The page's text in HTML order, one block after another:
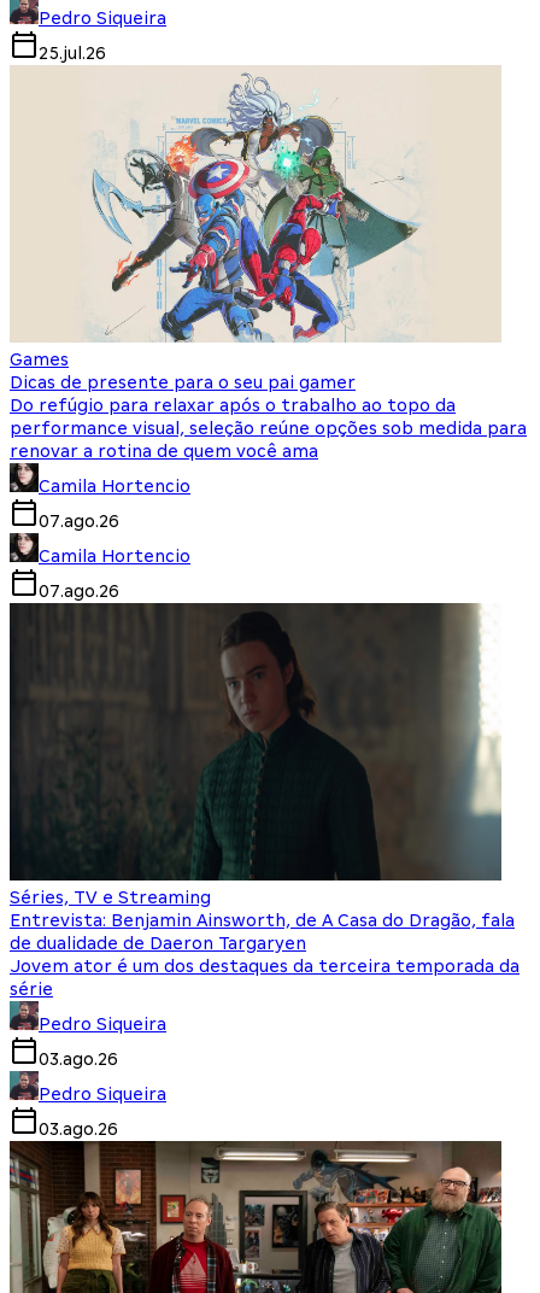
Pedro Siqueira
25.jul.26
Games
Dicas de presente para o seu pai gamer
Do refúgio para relaxar após o trabalho ao topo da
performance visual, seleção reúne opções sob medida para
renovar a rotina de quem você ama
Camila Hortencio
07.ago.26
Camila Hortencio
07.ago.26
Séries, TV e Streaming
Entrevista: Benjamin Ainsworth, de A Casa do Dragão, fala
de dualidade de Daeron Targaryen
Jovem ator é um dos destaques da terceira temporada da
série
Pedro Siqueira
03.ago.26
Pedro Siqueira
03.ago.26